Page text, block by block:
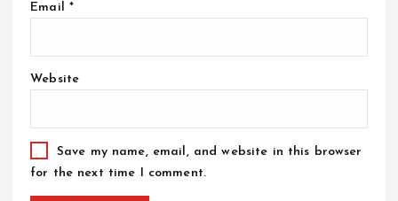
Email *
Website
Save my name, email, and website in this browser
for the next time I comment.